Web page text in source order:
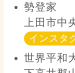
勢登家
上田市中
インスタ
世界平和